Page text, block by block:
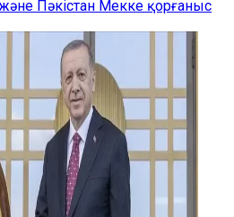
Пәкістан Мекке қорғаныс